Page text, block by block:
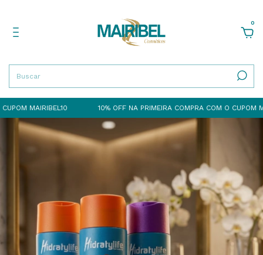
0
MAIRIBEL10 10% OFF NA PRIMEIRA COMPRA COM O CUPOM